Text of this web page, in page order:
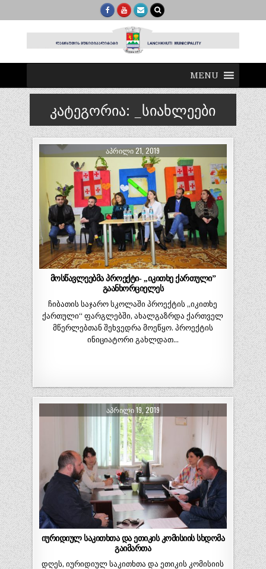
MENU
კატეგორია: _სიახლეები
ᲐᲞᲠᲘᲚᲘ 21, 2019
მოსწავლეებმა პროექტი- ,,იკითხე ქართული”
გაანხორციელეს
ჩიბათის საჯარო სკოლაში პროექტის ,,იკითხე
ქართული“ ფარგლებში, ახალგაზრდა ქართველ
მწერლებთან შეხვედრა მოეწყო. პროექტის
ინიციატორი გახლდათ…
ᲐᲞᲠᲘᲚᲘ 19, 2019
იურიდიულ საკითხთა და ეთიკის კომისიის სხდომა
გაიმართა
დღეს, იურიდიულ საკითხთა და ეთიკის კომისიის